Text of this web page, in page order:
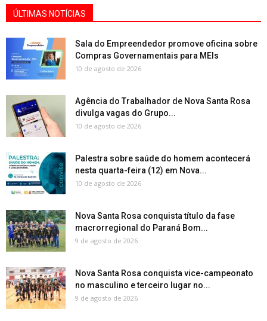
ÚLTIMAS NOTÍCIAS
Sala do Empreendedor promove oficina sobre
Compras Governamentais para MEIs
10 de agosto de 2026
Agência do Trabalhador de Nova Santa Rosa
divulga vagas do Grupo...
10 de agosto de 2026
Palestra sobre saúde do homem acontecerá
nesta quarta-feira (12) em Nova...
10 de agosto de 2026
Nova Santa Rosa conquista título da fase
macrorregional do Paraná Bom...
9 de agosto de 2026
Nova Santa Rosa conquista vice-campeonato
no masculino e terceiro lugar no...
9 de agosto de 2026